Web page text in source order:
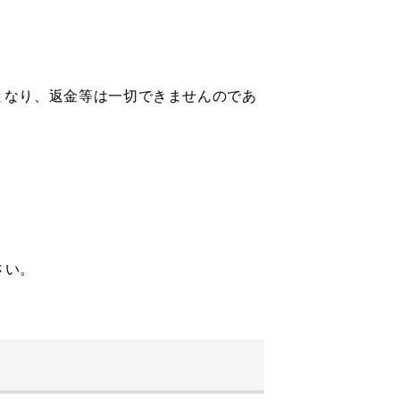
り、返金等は一切できませんのであ
。